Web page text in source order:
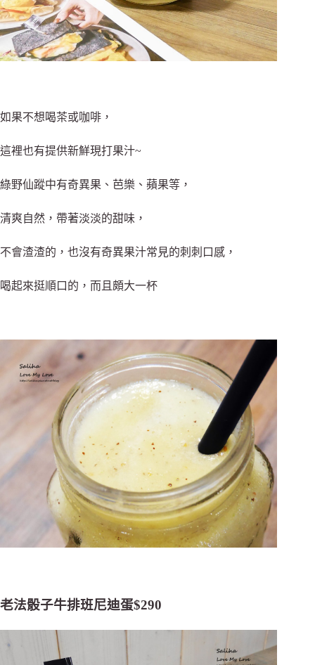
如果不想喝茶或咖啡，
這裡也有提供新鮮現打果汁~
綠野仙蹤中有奇異果、芭樂、蘋果等，
清爽自然，帶著淡淡的甜味，
不會渣渣的，也沒有奇異果汁常見的刺刺口感，
喝起來挺順口的，而且頗大一杯
老法骰子牛排班尼迪蛋$290